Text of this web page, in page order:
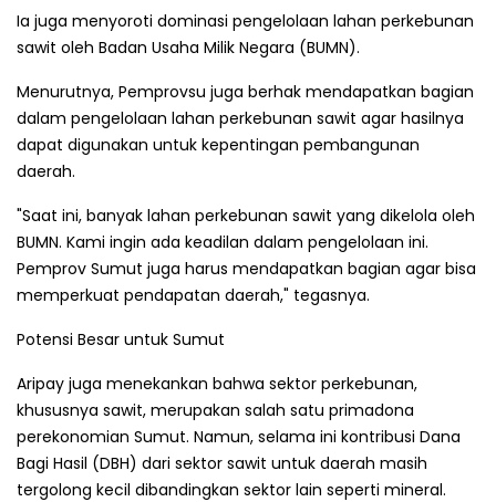
Ia juga menyoroti dominasi pengelolaan lahan perkebunan
sawit oleh Badan Usaha Milik Negara (BUMN).
Menurutnya, Pemprovsu juga berhak mendapatkan bagian
dalam pengelolaan lahan perkebunan sawit agar hasilnya
dapat digunakan untuk kepentingan pembangunan
daerah.
"Saat ini, banyak lahan perkebunan sawit yang dikelola oleh
BUMN. Kami ingin ada keadilan dalam pengelolaan ini.
Pemprov Sumut juga harus mendapatkan bagian agar bisa
memperkuat pendapatan daerah," tegasnya.
Potensi Besar untuk Sumut
Aripay juga menekankan bahwa sektor perkebunan,
khususnya sawit, merupakan salah satu primadona
perekonomian Sumut. Namun, selama ini kontribusi Dana
Bagi Hasil (DBH) dari sektor sawit untuk daerah masih
tergolong kecil dibandingkan sektor lain seperti mineral.